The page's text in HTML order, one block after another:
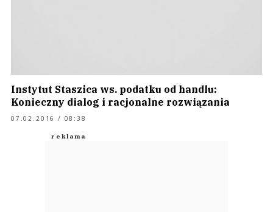
Instytut Staszica ws. podatku od handlu:
Konieczny dialog i racjonalne rozwiązania
07.02.2016 / 08:38